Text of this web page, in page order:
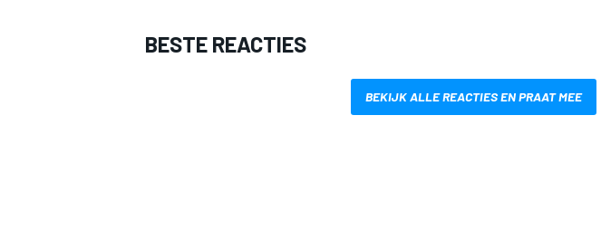
BESTE REACTIES
BEKIJK ALLE REACTIES EN PRAAT MEE